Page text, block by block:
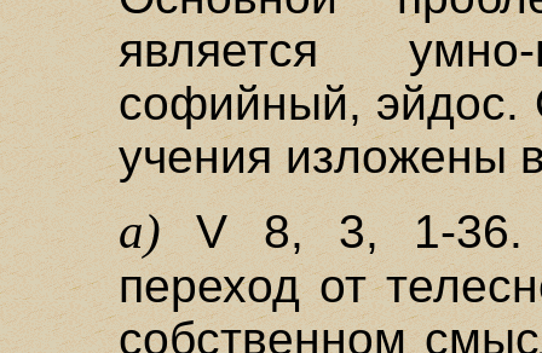
является
софийный, эйдос.
учения изложены
а)V 8, 3, 1-36.
переход от
собственном